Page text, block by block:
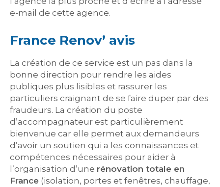
e-mail de cette agence.
France Renov’ avis
La création de ce service est un pas dans la
bonne direction pour rendre les aides
publiques plus lisibles et rassurer les
particuliers craignant de se faire duper par des
fraudeurs. La création du poste
d’accompagnateur est particulièrement
bienvenue car elle permet aux demandeurs
d’avoir un soutien qui a les connaissances et
compétences nécessaires pour aider à
l’organisation d’une rénovation totale en
France (isolation, portes et fenêtres, chauffage,